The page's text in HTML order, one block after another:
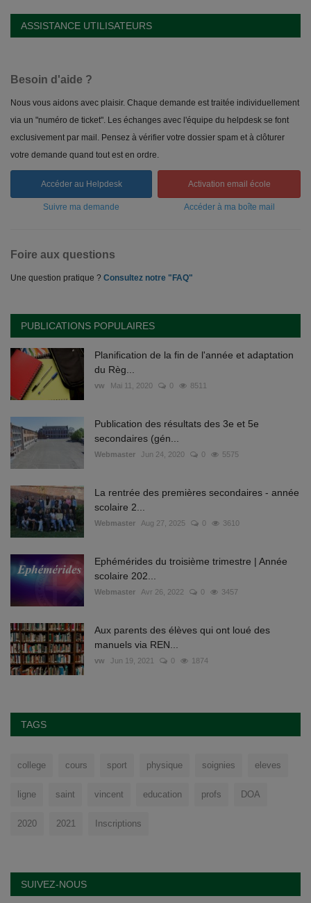
ASSISTANCE UTILISATEURS
Besoin d'aide ?
Nous vous aidons avec plaisir. Chaque demande est traitée individuellement
via un "numéro de ticket". Les échanges avec l'équipe du helpdesk se font
exclusivement par mail. Pensez à vérifier votre dossier spam et à clôturer
votre demande quand tout est en ordre.
Accéder au Helpdesk Activation email école
Suivre ma demande Accéder à ma boîte mail
Foire aux questions
Une question pratique ? Consultez notre "FAQ"
PUBLICATIONS POPULAIRES
Planification de la fin de l'année et adaptation
du Règ...
vw Mai 11, 2020 0 8511
Publication des résultats des 3e et 5e
secondaires (gén...
Webmaster Jun 24, 2020 0 5575
La rentrée des premières secondaires - année
scolaire 2...
Webmaster Aug 27, 2025 0 3610
Ephémérides du troisième trimestre | Année
scolaire 202...
Webmaster Avr 26, 2022 0 3457
Aux parents des élèves qui ont loué des
manuels via REN...
vw Jun 19, 2021 0 1874
TAGS
college cours sport physique soignies eleves
ligne saint vincent education profs DOA
2020 2021 Inscriptions
SUIVEZ-NOUS